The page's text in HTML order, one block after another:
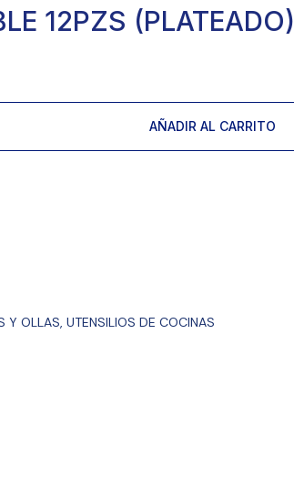
12PZS (PLATEADO)
AÑADIR AL CARRITO
Y OLLAS, UTENSILIOS DE COCINAS